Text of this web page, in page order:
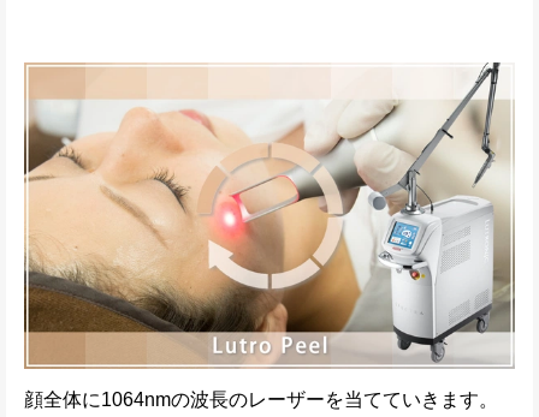
顔全体に1064nmの波長のレーザーを当てていきます。